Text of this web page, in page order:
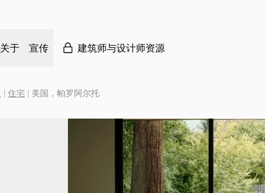
关于 宣传 建筑师与设计师资源
| 住宅 | 美国，帕罗阿尔托